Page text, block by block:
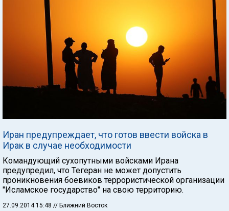
Иран предупреждает, что готов ввести войска в
Ирак в случае необходимости
Командующий сухопутными войсками Ирана
предупредил, что Тегеран не может допустить
проникновения боевиков террористической организации
"Исламское государство" на свою территорию.
27.09.2014 15:48 // Ближний Восток